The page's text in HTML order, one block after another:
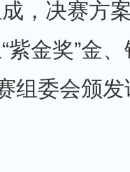
，决赛方
紫金奖”金
组委会颁